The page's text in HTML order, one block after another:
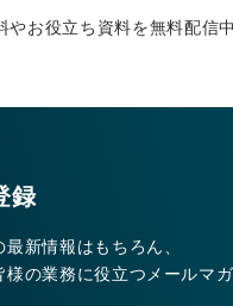
やお役立ち資料を無料配信中
録
新情報はもちろん、
の業務に役立つメールマ